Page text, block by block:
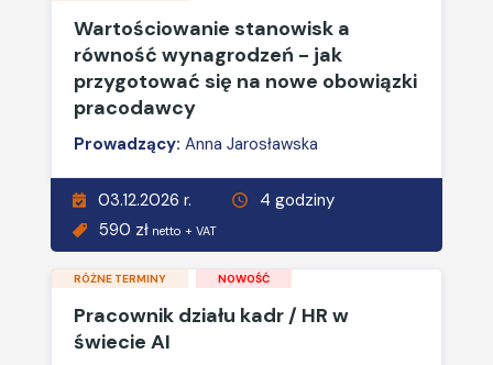
Wartościowanie stanowisk a
równość wynagrodzeń - jak
przygotować się na nowe obowiązki
pracodawcy
Prowadzący: Anna Jarosławska
03.12.2026 r.
4 godziny
590 zł netto + VAT
RÓŻNE TERMINY NOWOŚĆ
Pracownik działu kadr / HR w
świecie AI